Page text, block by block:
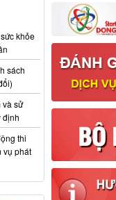
khỏe
sách
và sử
định
thi
vụ phát